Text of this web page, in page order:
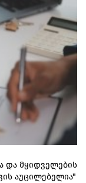
და მყიდველების
აუცილებელია"